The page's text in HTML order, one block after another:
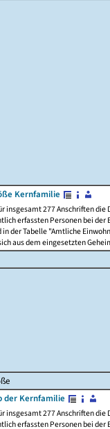
Kernfamilie
insgesamt 277 Anschriften
erfassten Personen bei
der Tabelle "Amtliche
aus dem eingesetzten
der Kernfamilie
insgesamt 277 Anschriften
erfassten Personen bei